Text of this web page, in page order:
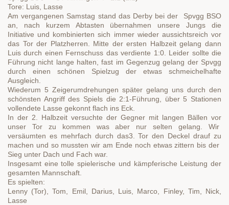
Tore: Luis, Lasse
Am vergangenen Samstag stand das Derby bei der Spvgg BSO
an, nach kurzem Abtasten übernahmen unsere Jungs die
Initiative und kombinierten sich immer wieder aussichtsreich vor
das Tor der Platzherren. Mitte der ersten Halbzeit gelang dann
Luis durch einen Fernschuss das verdiente 1:0. Leider sollte die
Führung nicht lange halten, fast im Gegenzug gelang der Spvgg
durch einen schönen Spielzug der etwas schmeichelhafte
Ausgleich.
Wiederum 5 Zeigerumdrehungen später gelang uns durch den
schönsten Angriff des Spiels die 2:1-Führung, über 5 Stationen
vollendete Lasse gekonnt flach ins Eck.
In der 2. Halbzeit versuchte der Gegner mit langen Bällen vor
unser Tor zu kommen was aber nur selten gelang. Wir
versäumten es mehrfach durch das3. Tor den Deckel drauf zu
machen und so mussten wir am Ende noch etwas zittern bis der
Sieg unter Dach und Fach war.
Insgesamt eine tolle spielerische und kämpferische Leistung der
gesamten Mannschaft.
Es spielten:
Lenny (Tor), Tom, Emil, Darius, Luis, Marco, Finley, Tim, Nick,
Lasse